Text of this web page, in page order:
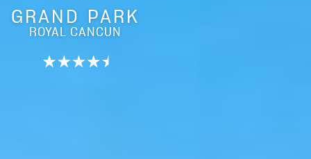
GRAND PARK
ROYAL CANCUN